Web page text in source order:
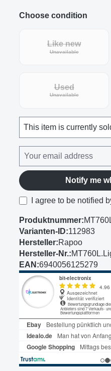
Choose condition
Like new
Unavailable(This option is
Used
Unavailable(This option is
This item is currently
Notify me
I agree to be notified
Produktnummer:
Varianten-ID:112983
Hersteller:Rapoo
Hersteller-Nr.:
EAN:6940056125279